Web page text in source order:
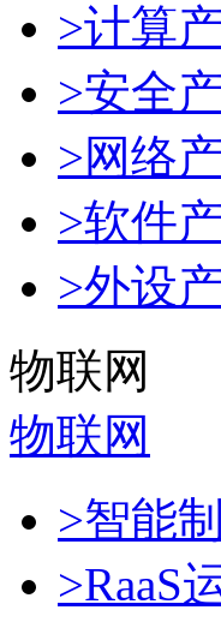
>计算
>安全
>网络
>软件
>外设
物联网
物联网
>智能
>RaaS